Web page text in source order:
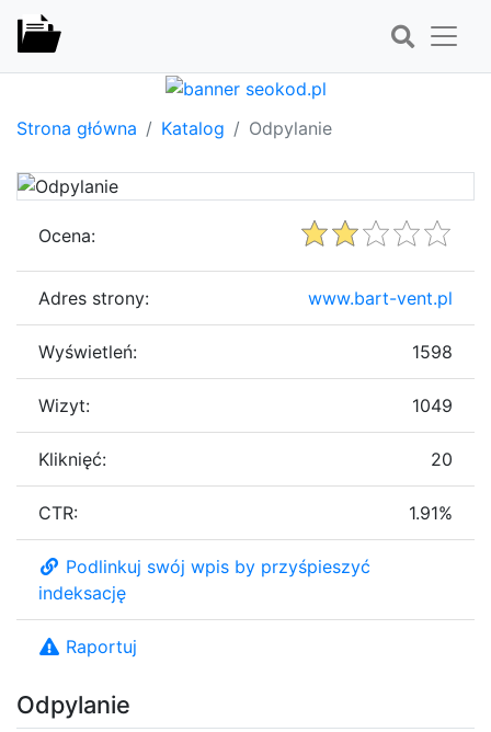
Strona główna Katalog Odpylanie
Odpylanie
Ocena:
Adres strony: www.bart-vent.pl
Wyświetleń: 1598
Wizyt: 1049
Kliknięć: 20
CTR: 1.91%
Podlinkuj swój wpis by przyśpieszyć
indeksację
Raportuj